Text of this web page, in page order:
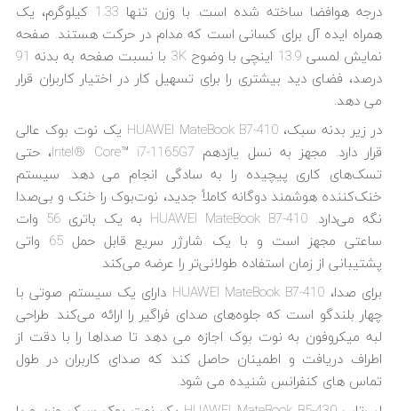
درجه هوافضا ساخته شده است. با وزن تنها 1.33 کیلوگرم، یک
همراه ایده آل برای کسانی است که مدام در حرکت هستند. صفحه
نمایش لمسی 13.9 اینچی با وضوح 3K با نسبت صفحه به بدنه 91
درصد، فضای دید بیشتری را برای تسهیل کار در اختیار کاربران قرار
می دهد.
در زیر بدنه سبک، HUAWEI MateBook B7-410 یک نوت بوک عالی
قرار دارد. مجهز به نسل یازدهم Intel® Core™ i7-1165G7، حتی
تسک‌های کاری پیچیده را به سادگی انجام می دهد. سیستم
خنک‌کننده هوشمند دوگانه کاملاً جدید، نوت‌بوک را خنک و بی‌صدا
نگه می‌دارد. HUAWEI MateBook B7-410 به یک باتری 56 وات
ساعتی مجهز است و با یک شارژر سریع قابل حمل 65 واتی
پشتیبانی از زمان استفاده طولانی‌تر را عرضه می‌کند.
برای صدا، HUAWEI MateBook B7-410 دارای یک سیستم صوتی با
چهار بلندگو است که جلوه‌های صدای فراگیر را ارائه می‌کند. طراحی
لبه میکروفون به نوت بوک اجازه می دهد تا صداها را با دقت از
اطراف دریافت و اطمینان حاصل کند که صدای کاربران در طول
تماس های کنفرانس شنیده می شود.